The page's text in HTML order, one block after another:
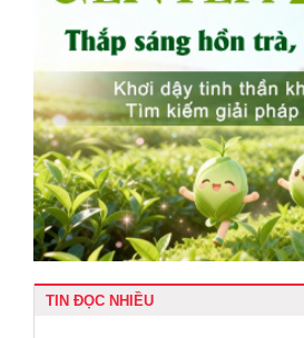
TIN ĐỌC NHIỀU